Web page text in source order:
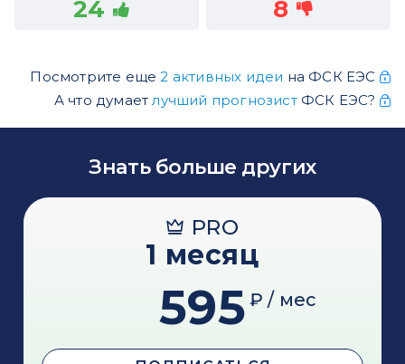
24 8
Посмотрите еще2 активных идеи на ФСК ЕЭС
А что думаетлучший прогнозистФСК ЕЭС?
Знать больше других
PRO
1 месяц
595 ₽ / мес